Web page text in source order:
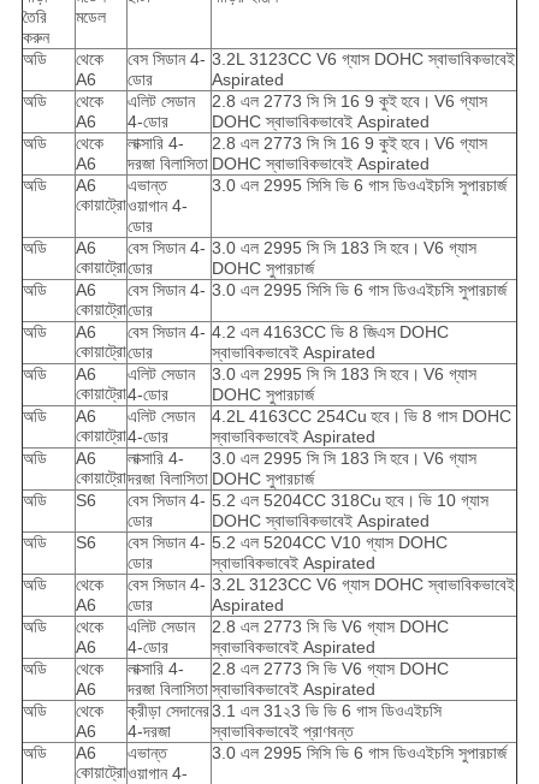
তৈরি
করুন
মডেল
অডি
থেকে
A6
বেস সিডান 4-
ডোর
3.2L 3123CC V6 গ্যাস DOHC স্বাভাবিকভাবেই
Aspirated
অডি
থেকে
A6
এলিট সেডান
4-ডোর
2.8 এল 2773 সি সি 16 9 কুইহবে। V6 গ্যাস
DOHC স্বাভাবিকভাবেই Aspirated
অডি
থেকে
A6
লাক্সারি 4-
দরজা বিলাসিতা
2.8 এল 2773 সি সি 16 9 কুইহবে। V6 গ্যাস
DOHC স্বাভাবিকভাবেই Aspirated
অডি
A6
কোয়াট্রো
এভান্ত
ওয়াগান 4-
ডোর
3.0 এল 2995 সিসি ভি 6 গাস ডিওএইচসি সুপারচার্জ
অডি
A6
কোয়াট্রো
বেস সিডান 4-
ডোর
3.0 এল 2995 সি সি 183 সিহবে। V6 গ্যাস
DOHC সুপারচার্জ
অডি
A6
কোয়াট্রো
বেস সিডান 4-
ডোর
3.0 এল 2995 সিসি ভি 6 গাস ডিওএইচসি সুপারচার্জ
অডি
A6
কোয়াট্রো
বেস সিডান 4-
ডোর
4.2 এল 4163CC ভি 8 জিএস DOHC
স্বাভাবিকভাবেই Aspirated
অডি
A6
কোয়াট্রো
এলিট সেডান
4-ডোর
3.0 এল 2995 সি সি 183 সিহবে। V6 গ্যাস
DOHC সুপারচার্জ
অডি
A6
কোয়াট্রো
এলিট সেডান
4-ডোর
4.2L 4163CC 254Cu হবে। ভি 8 গাস DOHC
স্বাভাবিকভাবেই Aspirated
অডি
A6
কোয়াট্রো
লাক্সারি 4-
দরজা বিলাসিতা
3.0 এল 2995 সি সি 183 সিহবে। V6 গ্যাস
DOHC সুপারচার্জ
অডি
S6
বেস সিডান 4-
ডোর
5.2 এল 5204CC 318Cu হবে। ভি 10 গ্যাস
DOHC স্বাভাবিকভাবেই Aspirated
অডি
S6
বেস সিডান 4-
ডোর
5.2 এল 5204CC V10 গ্যাস DOHC
স্বাভাবিকভাবেই Aspirated
অডি
থেকে
A6
বেস সিডান 4-
ডোর
3.2L 3123CC V6 গ্যাস DOHC স্বাভাবিকভাবেই
Aspirated
অডি
থেকে
A6
এলিট সেডান
4-ডোর
2.8 এল 2773 সি ভি V6 গ্যাস DOHC
স্বাভাবিকভাবেই Aspirated
অডি
থেকে
A6
লাক্সারি 4-
দরজা বিলাসিতা
2.8 এল 2773 সি ভি V6 গ্যাস DOHC
স্বাভাবিকভাবেই Aspirated
অডি
থেকে
A6
ক্রীড়া সেদানের
4-দরজা
3.1 এল 31২3 ভি ভি 6 গাস ডিওএইচসি
স্বাভাবিকভাবেই প্রাণবন্ত
অডি
A6
কোয়াট্রো
এভান্ত
ওয়াগান 4-
3.0 এল 2995 সিসি ভি 6 গাস ডিওএইচসি সুপারচার্জ